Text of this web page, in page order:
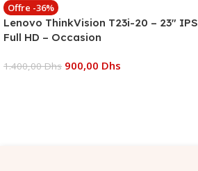
Offre -36%
Lenovo ThinkVision T23i-20 – 23″ IPS
Full HD – Occasion
1.400,00Dhs 900,00 Dhs